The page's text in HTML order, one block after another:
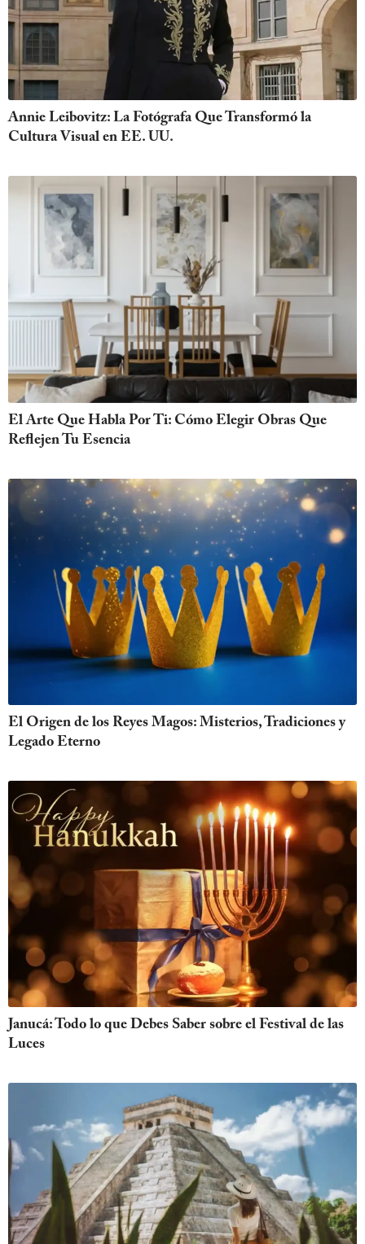
Annie Leibovitz: La Fotógrafa Que Transformó la
Cultura Visual en EE. UU.
El Arte Que Habla Por Ti: Cómo Elegir Obras Que
Reflejen Tu Esencia
El Origen de los Reyes Magos: Misterios, Tradiciones y
Legado Eterno
Janucá: Todo lo que Debes Saber sobre el Festival de las
Luces